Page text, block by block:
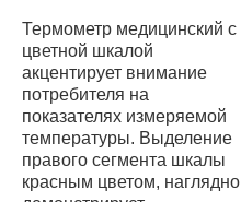
Термометр медицинский с
цветной шкалой
акцентирует внимание
потребителя на
показателях измеряемой
температуры. Выделение
правого сегмента шкалы
красным цветом, наглядно